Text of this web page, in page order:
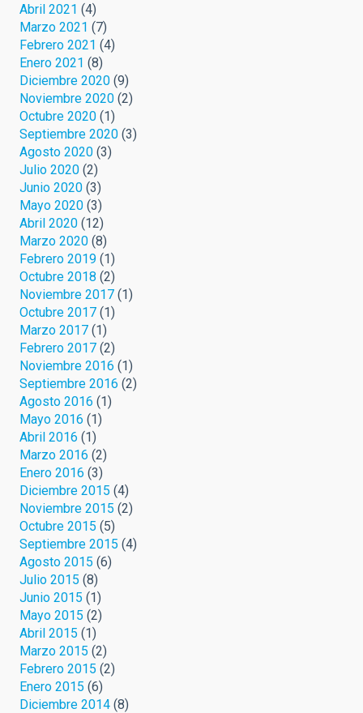
Abril 2021 (4)
Marzo 2021 (7)
Febrero 2021 (4)
Enero 2021 (8)
Diciembre 2020 (9)
Noviembre 2020 (2)
Octubre 2020 (1)
Septiembre 2020 (3)
Agosto 2020 (3)
Julio 2020 (2)
Junio 2020 (3)
Mayo 2020 (3)
Abril 2020 (12)
Marzo 2020 (8)
Febrero 2019 (1)
Octubre 2018 (2)
Noviembre 2017 (1)
Octubre 2017 (1)
Marzo 2017 (1)
Febrero 2017 (2)
Noviembre 2016 (1)
Septiembre 2016 (2)
Agosto 2016 (1)
Mayo 2016 (1)
Abril 2016 (1)
Marzo 2016 (2)
Enero 2016 (3)
Diciembre 2015 (4)
Noviembre 2015 (2)
Octubre 2015 (5)
Septiembre 2015 (4)
Agosto 2015 (6)
Julio 2015 (8)
Junio 2015 (1)
Mayo 2015 (2)
Abril 2015 (1)
Marzo 2015 (2)
Febrero 2015 (2)
Enero 2015 (6)
Diciembre 2014 (8)